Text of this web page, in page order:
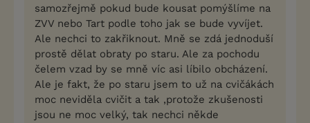
samozřejmě pokud bude kousat pomýšlíme na
ZVV nebo Tart podle toho jak se bude vyvíjet.
Ale nechci to zakřiknout. Mně se zdá jednoduší
prostě dělat obraty po staru. Ale za pochodu
čelem vzad by se mně víc asi líbilo obcházení.
Ale je fakt, že po staru jsem to už na cvičákách
moc neviděla cvičit a tak ,protože zkušenosti
jsou ne moc velký, tak nechci někde